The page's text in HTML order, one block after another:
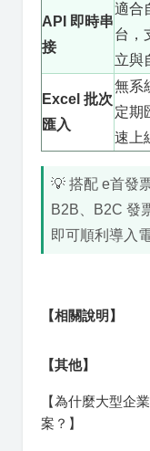
API 即時串
接
適合
台，
立與
Excel 批次
匯入
無系
定期
速上
💡 搭配 e首發
B2B、B2C 發
即可順利導入
【相關說明】
【其他】
【為什麼大型企
案？】